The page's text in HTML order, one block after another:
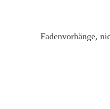
Fadenvorhänge,